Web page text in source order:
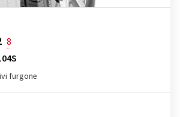
8
furgone